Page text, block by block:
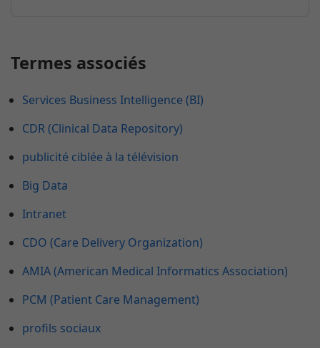
Termes associés
Services Business Intelligence (BI)
CDR (Clinical Data Repository)
publicité ciblée à la télévision
Big Data
Intranet
CDO (Care Delivery Organization)
AMIA (American Medical Informatics Association)
PCM (Patient Care Management)
profils sociaux